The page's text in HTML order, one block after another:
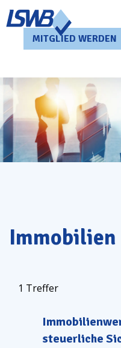
MITGLIED WERDEN
Immobilien
1 Treffer
steuerliche